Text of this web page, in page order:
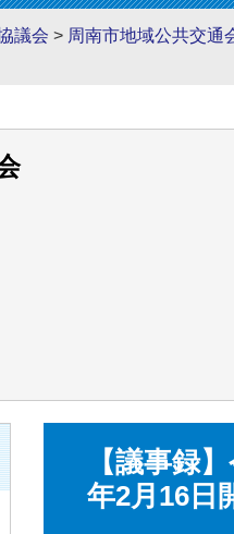
議会 > 周南市地域公共交通
【議事録
年2月16日